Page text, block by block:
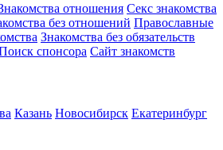
отношения Секс знакомства
без отношений Православные
Знакомства без обязательств
спонсора Сайт знакомств
Казань Новосибирск Екатеринбург